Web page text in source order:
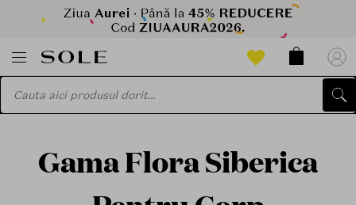
Gama Flora Siberica